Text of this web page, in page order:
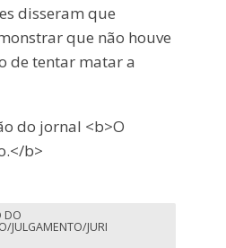
disseram que
que não houve
de tentar matar a
do jornal <b>O
b>
DO
JULGAMENTO/JURI